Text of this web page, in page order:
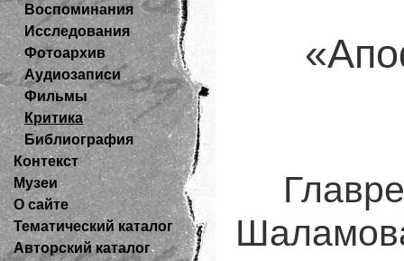
Воспоминания
Исследования
Фотоархив
Аудиозаписи
Фильмы
Критика
Библиография
Контекст
Музеи
О сайте
Тематический каталог
Авторский каталог